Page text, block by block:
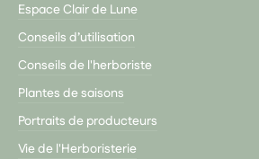
Espace Clair de Lune
Conseils d’utilisation
Conseils de l'herboriste
Plantes de saisons
Portraits de producteurs
Vie de l'Herboristerie